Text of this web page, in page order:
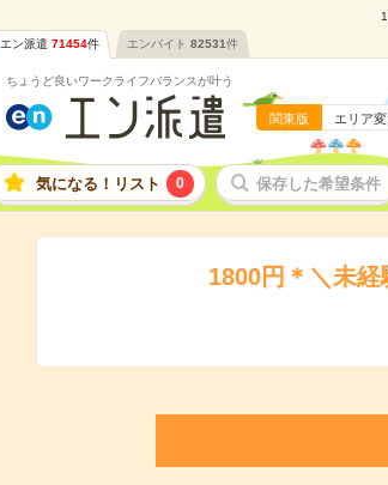
エン派遣 71454件 エンバイト 82531件
ちょうど良いワークライフバランスが叶う
関東版 エリア
気になる！リスト 0 保存した希望条件
1800円＊＼未